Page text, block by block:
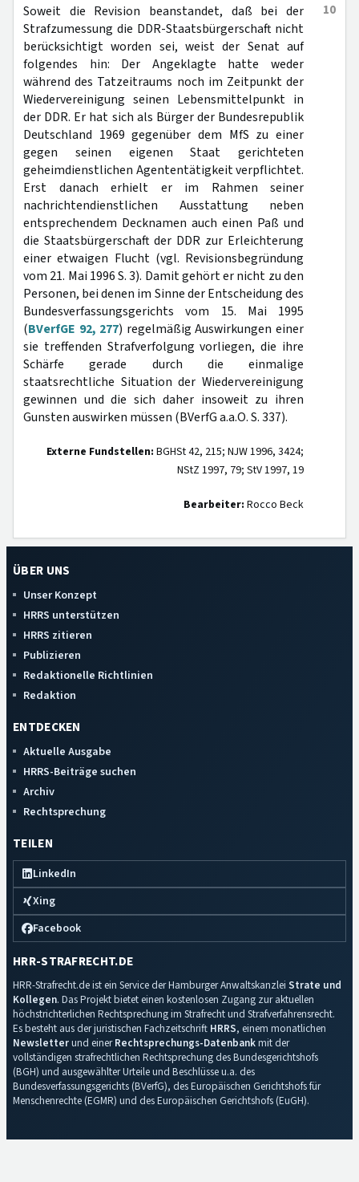
10
Soweit die Revision beanstandet, daß bei der
Strafzumessung die DDR-Staatsbürgerschaft nicht
berücksichtigt worden sei, weist der Senat auf
folgendes hin: Der Angeklagte hatte weder
während des Tatzeitraums noch im Zeitpunkt der
Wiedervereinigung seinen Lebensmittelpunkt in
der DDR. Er hat sich als Bürger der Bundesrepublik
Deutschland 1969 gegenüber dem MfS zu einer
gegen seinen eigenen Staat gerichteten
geheimdienstlichen Agententätigkeit verpflichtet.
Erst danach erhielt er im Rahmen seiner
nachrichtendienstlichen Ausstattung neben
entsprechendem Decknamen auch einen Paß und
die Staatsbürgerschaft der DDR zur Erleichterung
einer etwaigen Flucht (vgl. Revisionsbegründung
vom 21. Mai 1996 S. 3). Damit gehört er nicht zu den
Personen, bei denen im Sinne der Entscheidung des
Bundesverfassungsgerichts vom 15. Mai 1995
(BVerfGE 92, 277) regelmäßig Auswirkungen einer
sie treffenden Strafverfolgung vorliegen, die ihre
Schärfe gerade durch die einmalige
staatsrechtliche Situation der Wiedervereinigung
gewinnen und die sich daher insoweit zu ihren
Gunsten auswirken müssen (BVerfG a.a.O. S. 337).
Externe Fundstellen: BGHSt 42, 215; NJW 1996, 3424;
NStZ 1997, 79; StV 1997, 19
Bearbeiter: Rocco Beck
ÜBER UNS
Unser Konzept
HRRS unterstützen
HRRS zitieren
Publizieren
Redaktionelle Richtlinien
Redaktion
ENTDECKEN
Aktuelle Ausgabe
HRRS-Beiträge suchen
Archiv
Rechtsprechung
TEILEN
LinkedIn
Xing
Facebook
HRR-STRAFRECHT.DE
HRR-Strafrecht.de ist ein Service der Hamburger Anwaltskanzlei Strate und
Kollegen. Das Projekt bietet einen kostenlosen Zugang zur aktuellen
höchstrichterlichen Rechtsprechung im Strafrecht und Strafverfahrensrecht.
Es besteht aus der juristischen Fachzeitschrift HRRS, einem monatlichen
Newsletterund einerRechtsprechungs-Datenbankmit der
vollständigen strafrechtlichen Rechtsprechung des Bundesgerichtshofs
(BGH) und ausgewählter Urteile und Beschlüsse u.a. des
Bundesverfassungsgerichts (BVerfG), des Europäischen Gerichtshofs für
Menschenrechte (EGMR) und des Europäischen Gerichtshofs (EuGH).